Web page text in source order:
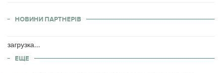
НОВИНИ ПАРТНЕРІВ
загрузка...
ЕЩЕ